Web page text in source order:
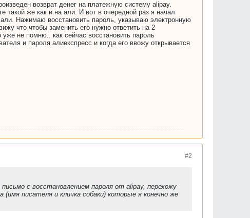
возврат денег на платежную систему alipay.
такой же как и на али. И вот в очередной раз я начал
Нажимаю восстановить пароль, указываю электронную
что чтобы заменить его нужно ответить на 2
не помню.. как сейчас восстановить пароль
и пароля алиекспресс и когда его ввожу открывается
#2
с восстановлением пароля от alipay, перехожу
писателя и кличка собаки) которые я конечно же